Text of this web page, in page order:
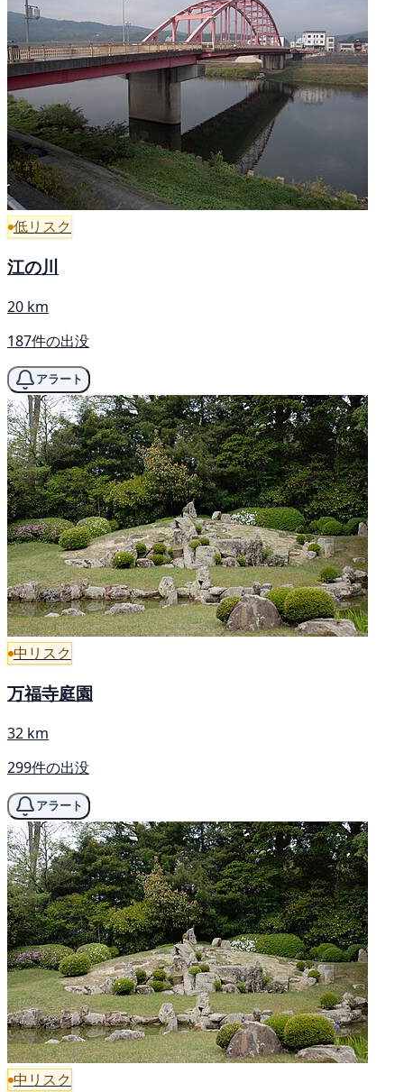
低リスク
江の川
20 km
187件の出没
アラート
中リスク
万福寺庭園
32 km
299件の出没
アラート
中リスク